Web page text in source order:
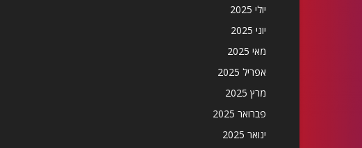
יולי 2025
יוני 2025
מאי 2025
אפריל 2025
מרץ 2025
פברואר 2025
ינואר 2025